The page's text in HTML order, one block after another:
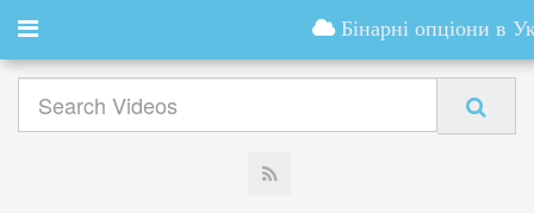
Бінарні опціони в